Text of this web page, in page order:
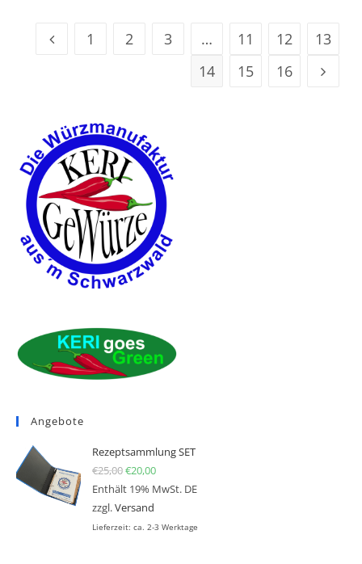
1 2 3 … 11 12
13
14
15 16
Angebote
Rezeptsammlung SET
€25,00Ursprünglicher Preis war: €25,00
€20,00Aktueller Preis ist: €20,00.
Enthält 19% MwSt. DE
zzgl.Versand
Lieferzeit: ca. 2-3 Werktage